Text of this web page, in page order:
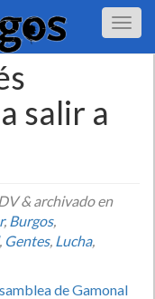
salir a
&archivado en
, Burgos,
, Gentes, Lucha,
de Gamonal